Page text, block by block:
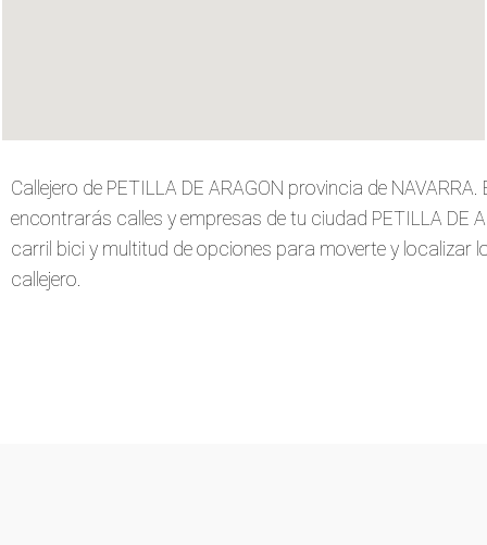
Callejero de PETILLA DE ARAGON provincia de
encontrarás calles y empresas de tu ciudad PETILLA DE
carril bici y multitud de opciones para moverte y localizar
callejero.